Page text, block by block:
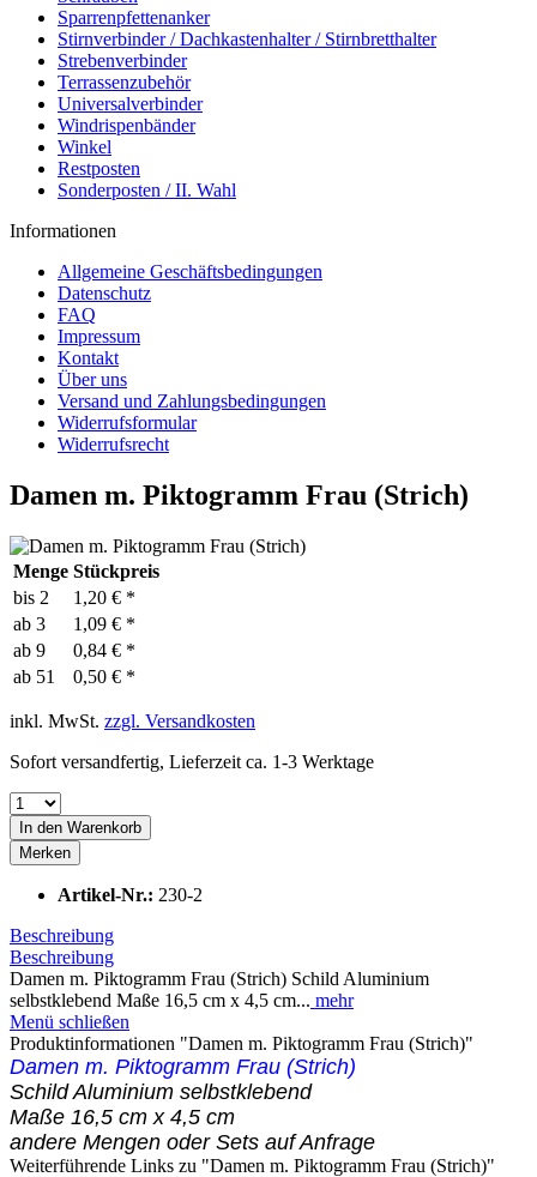
Sparrenpfettenanker
Stirnverbinder / Dachkastenhalter / Stirnbretthalter
Strebenverbinder
Terrassenzubehör
Universalverbinder
Windrispenbänder
Winkel
Restposten
Sonderposten / II. Wahl
Informationen
Allgemeine Geschäftsbedingungen
Datenschutz
FAQ
Impressum
Kontakt
Über uns
Versand und Zahlungsbedingungen
Widerrufsformular
Widerrufsrecht
Damen m. Piktogramm Frau (Strich)
Menge Stückpreis
bis 2
1,20 € *
ab 3
1,09 € *
ab 9
0,84 € *
ab 51 0,50 € *
inkl. MwSt. zzgl. Versandkosten
Sofort versandfertig, Lieferzeit ca. 1-3 Werktage
In den Warenkorb
Merken
Artikel-Nr.: 230-2
Beschreibung
Beschreibung
Damen m. Piktogramm Frau (Strich) Schild Aluminium
selbstklebend Maße 16,5 cm x 4,5 cm... mehr
Menü schließen
Produktinformationen "Damen m. Piktogramm Frau (Strich)"
Damen m. Piktogramm Frau (Strich)
Schild Aluminium selbstklebend
Maße 16,5 cm x 4,5 cm
andere Mengen oder Sets auf Anfrage
Weiterführende Links zu "Damen m. Piktogramm Frau (Strich)"